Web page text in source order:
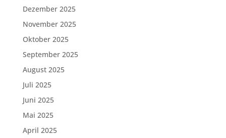
Dezember 2025
November 2025
Oktober 2025
September 2025
August 2025
Juli 2025
Juni 2025
Mai 2025
April 2025